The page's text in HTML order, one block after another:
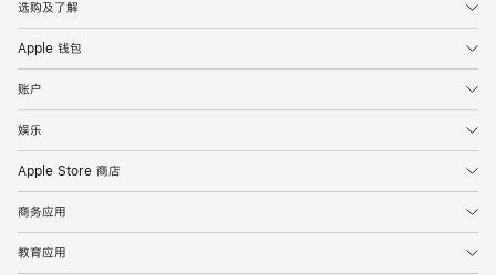
选购及了解
Apple 钱包
账户
娱乐
Apple Store 商店
商务应用
教育应用